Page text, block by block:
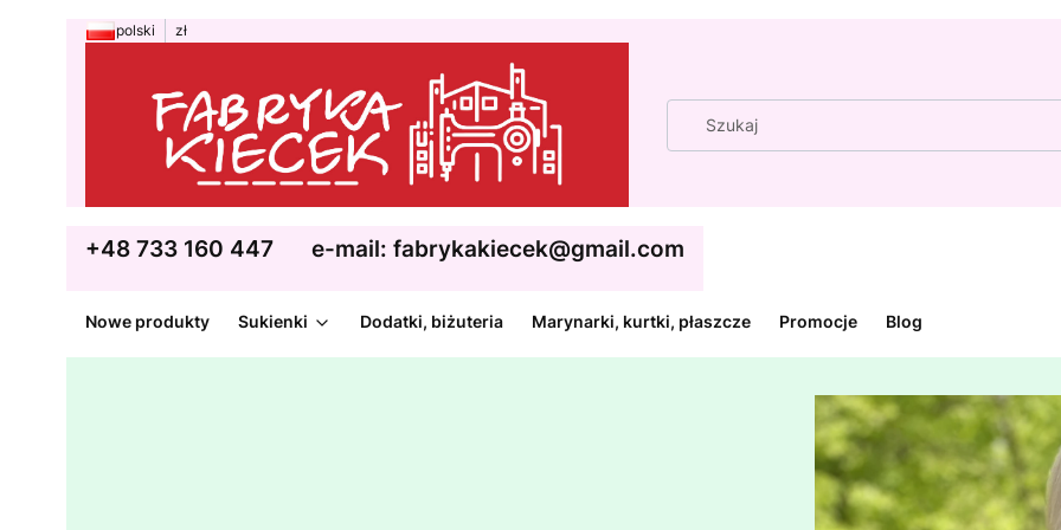
polski zł
+48 733 160 447 e-mail: fabrykakiecek@gmail.com
Nowe produkty Sukienki Dodatki, biżuteria Marynarki, kurtki, płaszcze Promocje Blog